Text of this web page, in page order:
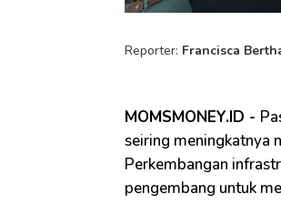
Reporter: Francisca
MOMSMONEY.ID -
seiring meningkatnya
Perkembangan
pengembang untuk